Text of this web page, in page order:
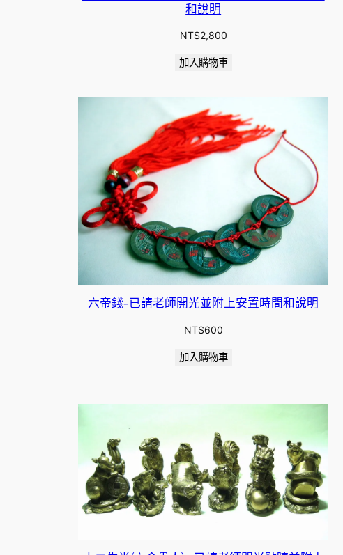
和說明
NT$2,800
加入購物車
六帝錢-已請老師開光並附上安置時間和說明
NT$600
加入購物車